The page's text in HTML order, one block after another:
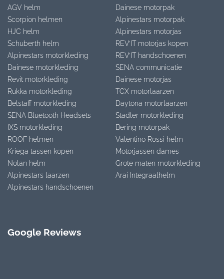
AGV helm
Scorpion helmen
HJC helm
Schuberth helm
Alpinestars motorkleding
Dainese motorkleding
Revit motorkleding
Rukka motorkleding
Belstaff motorkleding
SENA Bluetooth Headsets
IXS motorkleding
ROOF helmen
Kriega tassen kopen
Nolan helm
Alpinestars laarzen
Alpinestars handschoenen
Dainese motorpak
Alpinestars motorpak
Alpinestars motorjas
REV’IT motorjas kopen
REV’IT handschoenen
SENA communicatie
Dainese motorjas
TCX motorlaarzen
Daytona motorlaarzen
Stadler motorkleding
Bering motorpak
Valentino Rossi helm
Motorjassen dames
Grote maten motorkleding
Arai Integraalhelm
Google Reviews